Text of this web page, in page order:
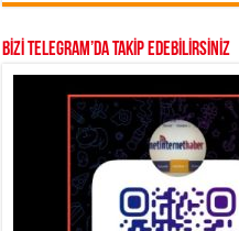
BİZİ TELEGRAM’DA TAKİP EDEBİLİRSİNİZ